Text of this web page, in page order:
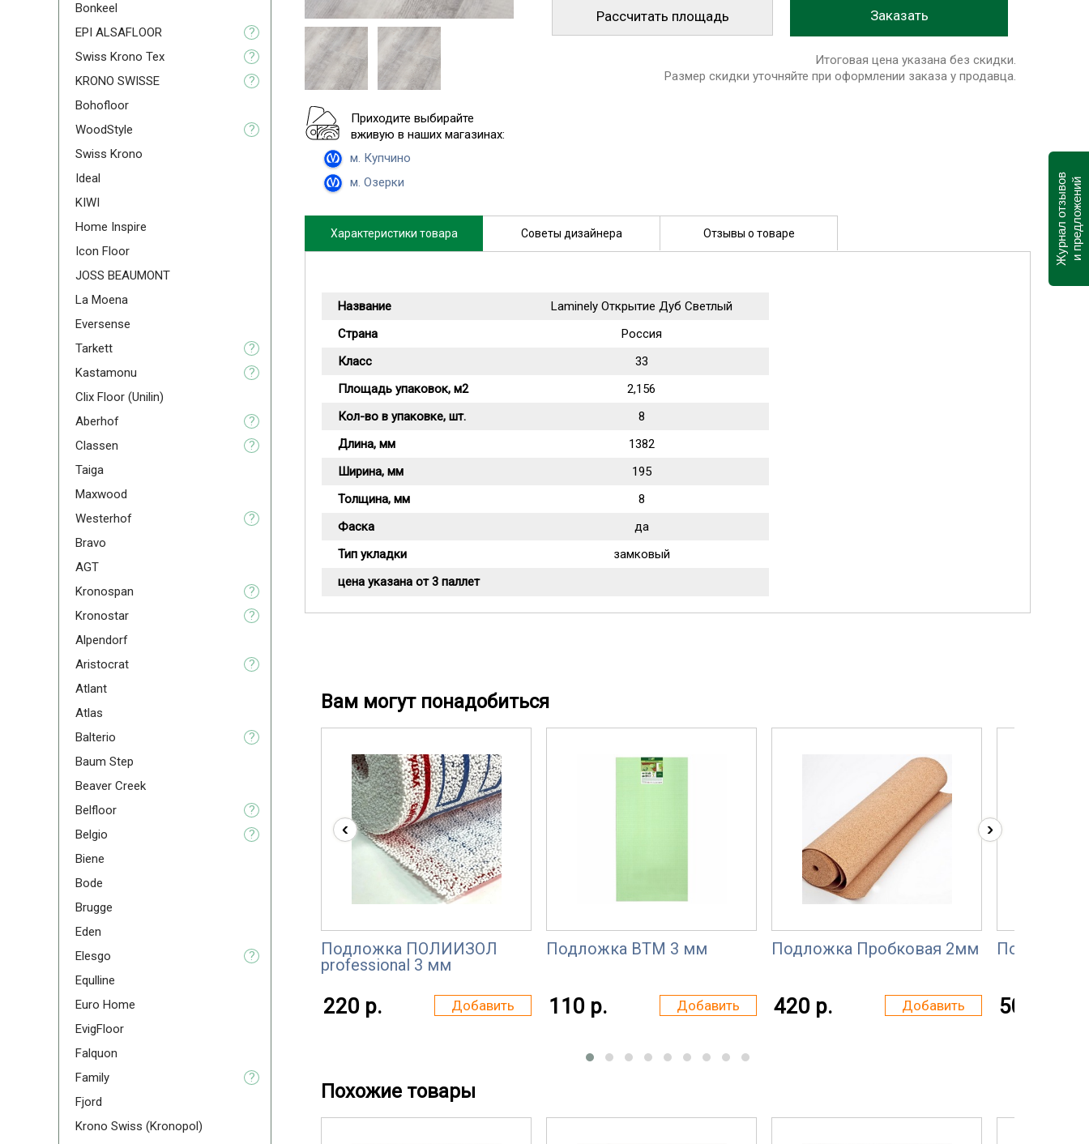
Приходите выбирайте
вживую в наших магазинах:
м. Купчино
м. Озерки
Рассчитать площадь
Итоговая цена указана без скидки.
Размер скидки уточняйте при оформлении заказа у продавца.
Характеристики товара Советы дизайнера Отзывы о товаре
Название
Laminely Открытие Дуб Светлый
Страна
Россия
Класс
33
Площадь упаковок, м2
2,156
Кол-во в упаковке, шт.
8
Длина, мм
1382
Ширина, мм
195
Толщина, мм
8
Фаска
да
Тип укладки
замковый
цена указана от 3 паллет
Вам могут понадобиться
Подложка ПОЛИИЗОЛ
professional 3 мм
220 р. Добавить
Подложка ВТМ 3 мм
110 р. Добавить
Подложка Пробковая 2мм
420 р. Добавить
Подложка
50 р.
‹ ›
Похожие товары
Bonkeel
EPI ALSAFLOOR
?
Swiss Krono Tex
?
KRONO SWISSE
?
Bohofloor
WoodStyle
?
Swiss Krono
Ideal
KIWI
Home Inspire
Icon Floor
JOSS BEAUMONT
La Moena
Eversense
Tarkett
?
Kastamonu
?
Clix Floor (Unilin)
Aberhof
?
Classen
?
Taiga
Maxwood
Westerhof
?
Bravo
AGT
Kronospan
?
Kronostar
?
Alpendorf
Aristoсrat
?
Atlant
Atlas
Balterio
?
Baum Step
Beaver Creek
Belfloor
?
Belgio
?
Biene
Bode
Brugge
Eden
Elesgo
?
Equlline
Euro Home
EvigFloor
Falquon
Family
?
Fjord
Krono Swiss (Kronopol)
Журнал отзывови предложений